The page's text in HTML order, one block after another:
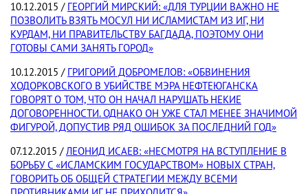
10.12.2015 / ГЕОРГИЙ МИРСКИЙ: «ДЛЯ ТУРЦИИ ВАЖНО НЕ
ПОЗВОЛИТЬ ВЗЯТЬ МОСУЛ НИ ИСЛАМИСТАМ ИЗ ИГ, НИ
КУРДАМ, НИ ПРАВИТЕЛЬСТВУ БАГДАДА, ПОЭТОМУ ОНИ
ГОТОВЫ САМИ ЗАНЯТЬ ГОРОД»
10.12.2015 / ГРИГОРИЙ ДОБРОМЕЛОВ: «ОБВИНЕНИЯ
ХОДОРКОВСКОГО В УБИЙСТВЕ МЭРА НЕФТЕЮГАНСКА
ГОВОРЯТ О ТОМ, ЧТО ОН НАЧАЛ НАРУШАТЬ НЕКИЕ
ДОГОВОРЕННОСТИ. ОДНАКО ОН УЖЕ СТАЛ МЕНЕЕ ЗНАЧИМОЙ
ФИГУРОЙ, ДОПУСТИВ РЯД ОШИБОК ЗА ПОСЛЕДНИЙ ГОД»
07.12.2015 /ЛЕОНИД ИСАЕВ: «НЕСМОТРЯ НА ВСТУПЛЕНИЕ В
БОРЬБУ С «ИСЛАМСКИМ ГОСУДАРСТВОМ» НОВЫХ СТРАН,
ГОВОРИТЬ ОБ ОБЩЕЙ СТРАТЕГИИ МЕЖДУ ВСЕМИ